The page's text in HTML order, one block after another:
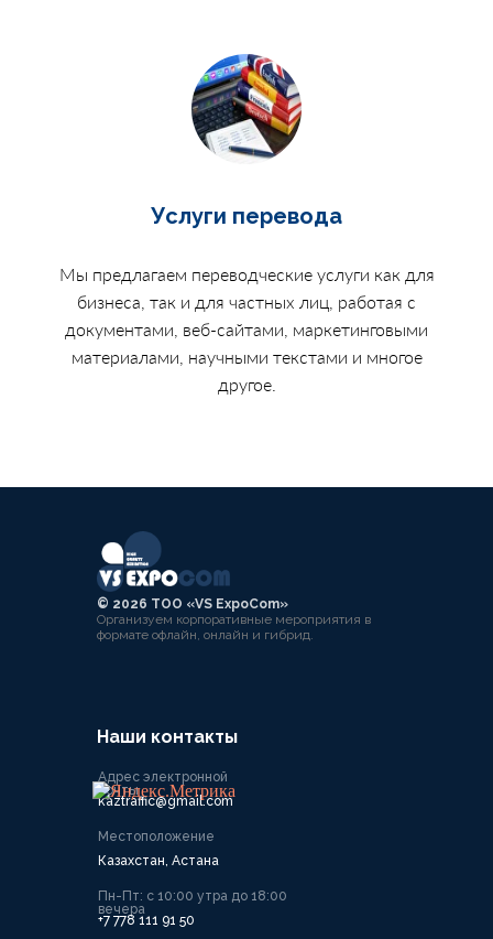
Услуги перевода
Мы предлагаем переводческие услуги как для
бизнеса, так и для частных лиц, работая с
документами, веб-сайтами, маркетинговыми
материалами, научными текстами и многое
другое.
©️ 2026 ТОО «VS ExpoCom»
Организуем корпоративные мероприятия в
формате офлайн, онлайн и гибрид.
Наши контакты
Адрес электронной
почты
kaztraffic@gmail.com
Местоположение
Казахстан, Астана
Пн-Пт: с 10:00 утра до 18:00
вечера
+7 778 111 91 50